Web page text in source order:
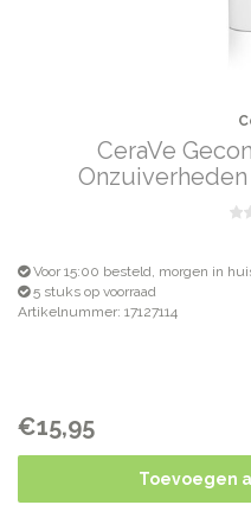
CeraVe
Voor 15:00 besteld, morgen in
5 stuks op voorraad
Artikelnummer: 17127114
€15,95
Toevoegen